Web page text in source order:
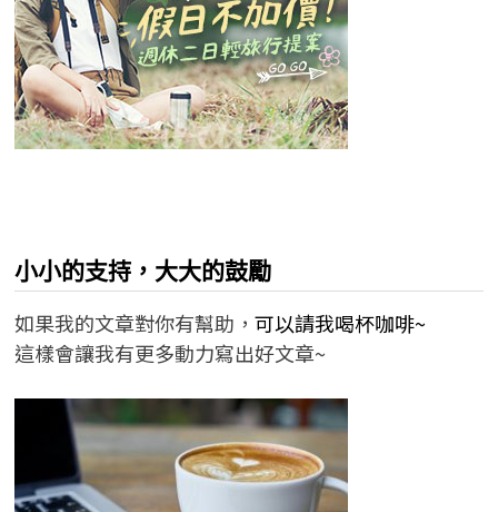
小小的支持，大大的鼓勵
如果我的文章對你有幫助， 可以請我喝杯咖啡~
這樣會讓我有更多動力寫出好文章~